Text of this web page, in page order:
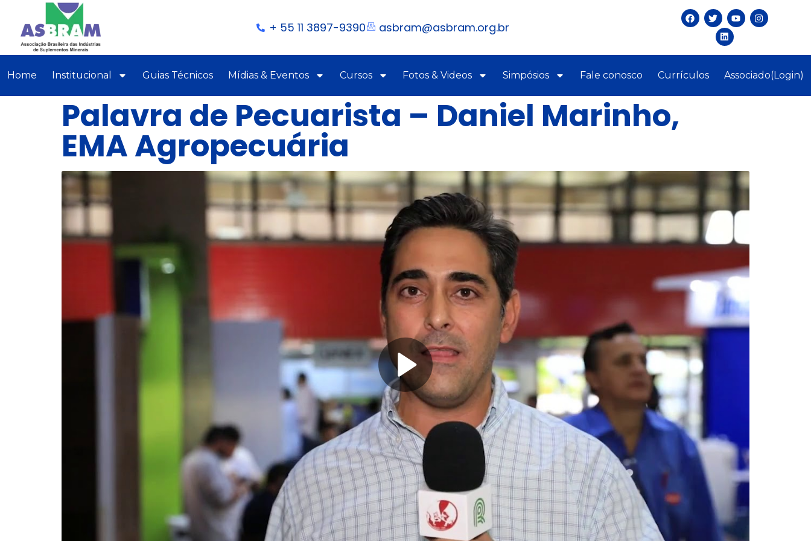
+ 55 11 3897-9390 asbram@asbram.org.br
Home Institucional Guias Técnicos Mídias & Eventos Cursos Fotos & Videos Simpósios Fale conosco Currículos Associado(Login)
Palavra de Pecuarista – Daniel Marinho,
EMA Agropecuária